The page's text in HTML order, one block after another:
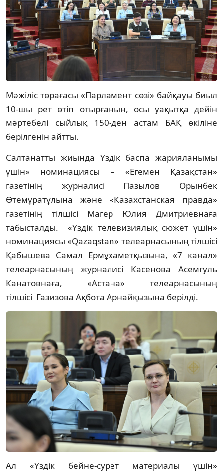
Мәжіліс төрағасы «Парламент сөзі» байқауы биыл
10-шы рет өтіп отырғанын, осы уақытқа дейін
мәртебелі сыйлық 150-ден астам БАҚ өкіліне
берілгенін айтты.
Cалтанатты жиында Үздік баспа жарияланымы
үшін» номинациясы – «Егемен Қазақстан»
газетінің журналисі Пазылов Орынбек
Өтемұратұлына және «Казахстанская правда»
газетінің тілшісі Магер Юлия Дмитриевнаға
табысталды. «Үздік телевизиялық сюжет үшін»
номинациясы «Qazaqstan» телеарнасының тілшісі
Қабышева Самал Ермұхаметқызына, «7 канал»
телеарнасының журналисі Касенова Асемгуль
Канатовнаға, «Астана» телеарнасының
тілшісі Газизова Ақбота Арнайқызына берілді.
Ал «Үздік бейне-сурет материалы үшін»